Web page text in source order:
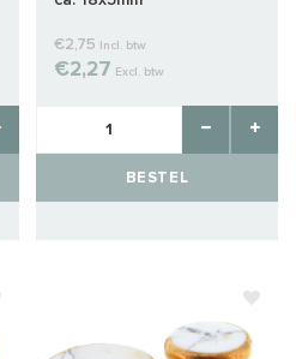
€2,75 Incl. btw
€2,27 Excl. btw
BESTEL